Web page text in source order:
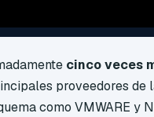
cinco veces
proveedores de
como VMWARE y